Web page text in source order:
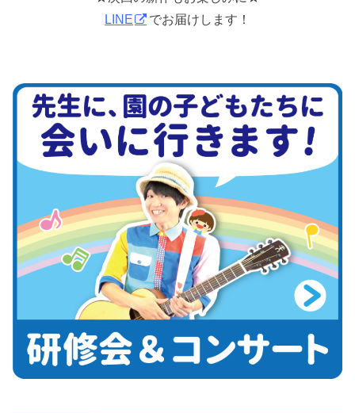
LINE
でお届けします！